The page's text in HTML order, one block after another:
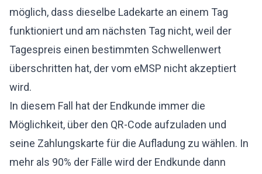
möglich, dass dieselbe Ladekarte an einem Tag
funktioniert und am nächsten Tag nicht, weil der
Tagespreis einen bestimmten Schwellenwert
überschritten hat, der vom eMSP nicht akzeptiert
wird.
In diesem Fall hat der Endkunde immer die
Möglichkeit, über den QR-Code aufzuladen und
seine Zahlungskarte für die Aufladung zu wählen. In
mehr als 90% der Fälle wird der Endkunde dann